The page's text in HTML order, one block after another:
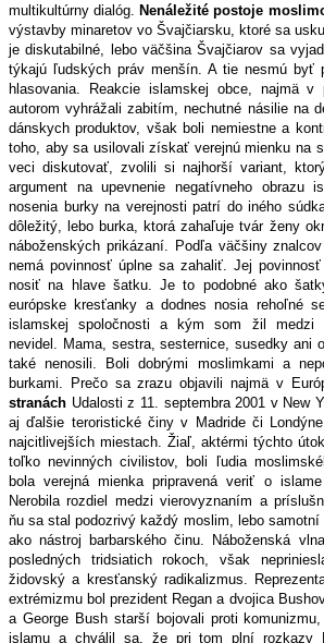
multikultúrny dialóg.
Nenáležité postoje
výstavby minaretov vo Švajčiarsku, ktoré sa
je diskutabilné, lebo väčšina Švajčiarov sa
týkajú ľudských práv menšín. A tie nesmú byť
hlasovania. Reakcie islamskej obce, najmä
autorom vyhrážali zabitím, nechutné násilie na
dánskych produktov, však boli nemiestne a
toho, aby sa usilovali získať verejnú mienku na
veci diskutovať, zvolili si najhorší variant,
argument na upevnenie negatívneho obrazu
nosenia burky na verejnosti patrí do iného
dôležitý, lebo burka, ktorá zahaľuje tvár ženy
náboženských prikázaní. Podľa väčšiny
nemá povinnosť úplne sa zahaliť. Jej
nosiť na hlave šatku. Je to podobné ako
európske kresťanky a dodnes nosia rehoľné
islamskej spoločnosti a kým som žil medzi
nevidel. Mama, sestra, sesternice, susedky ani
také nenosili. Boli dobrými moslimkami a
burkami. Prečo sa zrazu objavili najmä v
stranách Udalosti z 11. septembra 2001 v New
aj ďalšie teroristické činy v Madride či
najcitlivejších miestach. Žiaľ, aktérmi týchto
toľko nevinných civilistov, boli ľudia
bola verejná mienka pripravená veriť o
Nerobila rozdiel medzi vierovyznaním a
ňu sa stal podozrivý každý moslim, lebo
ako nástroj barbarského činu. Náboženská
posledných tridsiatich rokoch, však
židovský a kresťanský radikalizmus.
extrémizmu bol prezident Regan a dvojica
a George Bush starší bojovali proti
islamu a chválil sa, že pri tom plní rozkazy